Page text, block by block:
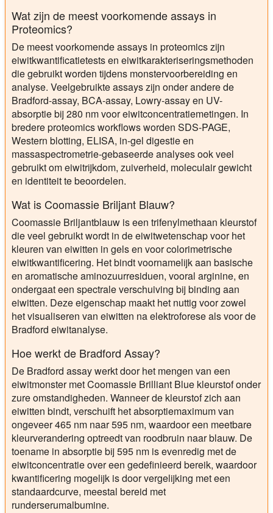
Wat zijn de meest voorkomende assays in
Proteomics?
De meest voorkomende assays in proteomics zijn
eiwitkwantificatietests en eiwitkarakteriseringsmethoden
die gebruikt worden tijdens monstervoorbereiding en
analyse. Veelgebruikte assays zijn onder andere de
Bradford-assay, BCA-assay, Lowry-assay en UV-
absorptie bij 280 nm voor eiwitconcentratiemetingen. In
bredere proteomics workflows worden SDS-PAGE,
Western blotting, ELISA, in-gel digestie en
massaspectrometrie-gebaseerde analyses ook veel
gebruikt om eiwitrijkdom, zuiverheid, moleculair gewicht
en identiteit te beoordelen.
Wat is Coomassie Briljant Blauw?
Coomassie Briljantblauw is een trifenylmethaan kleurstof
die veel gebruikt wordt in de eiwitwetenschap voor het
kleuren van eiwitten in gels en voor colorimetrische
eiwitkwantificering. Het bindt voornamelijk aan basische
en aromatische aminozuurresiduen, vooral arginine, en
ondergaat een spectrale verschuiving bij binding aan
eiwitten. Deze eigenschap maakt het nuttig voor zowel
het visualiseren van eiwitten na elektroforese als voor de
Bradford eiwitanalyse.
Hoe werkt de Bradford Assay?
De Bradford assay werkt door het mengen van een
eiwitmonster met Coomassie Brilliant Blue kleurstof onder
zure omstandigheden. Wanneer de kleurstof zich aan
eiwitten bindt, verschuift het absorptiemaximum van
ongeveer 465 nm naar 595 nm, waardoor een meetbare
kleurverandering optreedt van roodbruin naar blauw. De
toename in absorptie bij 595 nm is evenredig met de
eiwitconcentratie over een gedefinieerd bereik, waardoor
kwantificering mogelijk is door vergelijking met een
standaardcurve, meestal bereid met
runderserumalbumine.